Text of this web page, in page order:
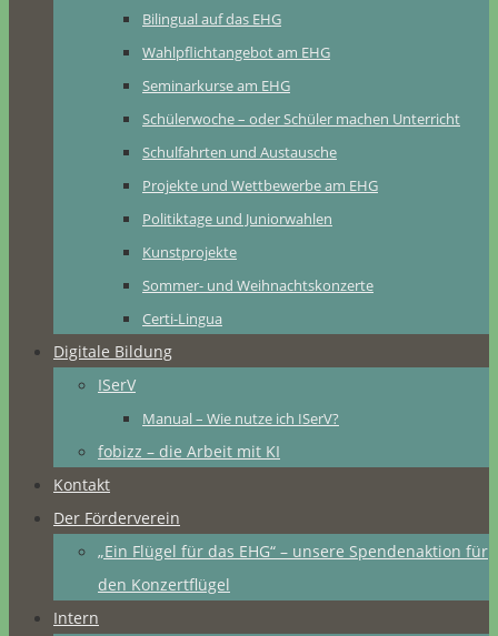
Bilingual auf das EHG
Wahlpflichtangebot am EHG
Seminarkurse am EHG
Schülerwoche – oder Schüler machen Unterricht
Schulfahrten und Austausche
Projekte und Wettbewerbe am EHG
Politiktage und Juniorwahlen
Kunstprojekte
Sommer- und Weihnachtskonzerte
Certi-Lingua
Digitale Bildung
ISerV
Manual – Wie nutze ich ISerV?
fobizz – die Arbeit mit KI
Kontakt
Der Förderverein
„Ein Flügel für das EHG“ – unsere Spendenaktion für
den Konzertflügel
Intern